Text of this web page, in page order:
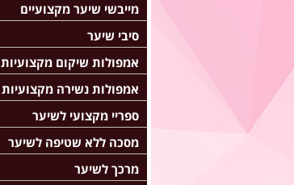
מייבשי שיער מקצועיים
סיבי שיער
אמפולות שיקום מקצועיות
אמפולות נשירה מקצועיות
ספריי מקצועי לשיער
מסכה ללא שטיפה לשיער
מרכך לשיער